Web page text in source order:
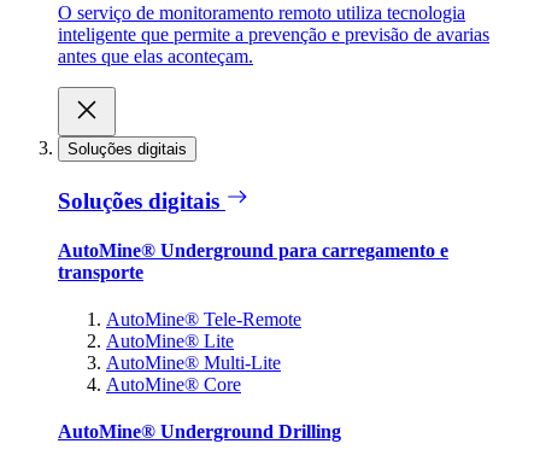
O serviço de monitoramento remoto utiliza tecnologia
inteligente que permite a prevenção e previsão de avarias
antes que elas aconteçam.
Soluções digitais
Soluções digitais
AutoMine® Underground para carregamento e
transporte
AutoMine® Tele-Remote
AutoMine® Lite
AutoMine® Multi-Lite
AutoMine® Core
AutoMine® Underground Drilling